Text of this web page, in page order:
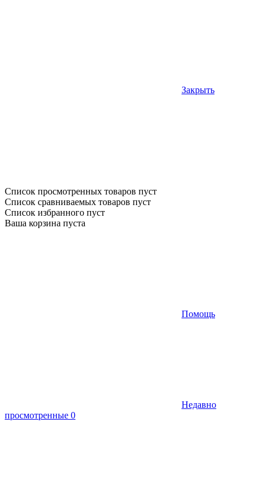
Закрыть
Список просмотренных товаров пуст
Список сравниваемых товаров пуст
Список избранного пуст
Ваша корзина пуста
Помощь
Недавно
просмотренные 0